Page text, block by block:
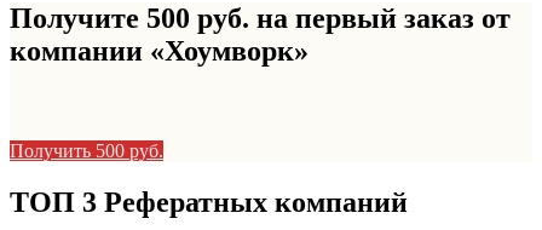
Получите 500 руб. на первый заказ от
компании «Хоумворк»
Получить 500 руб.
ТОП 3 Рефератных компаний